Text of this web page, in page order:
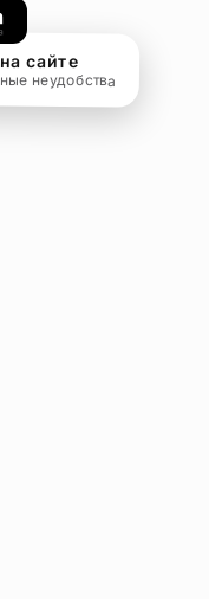
сайте
неудобства